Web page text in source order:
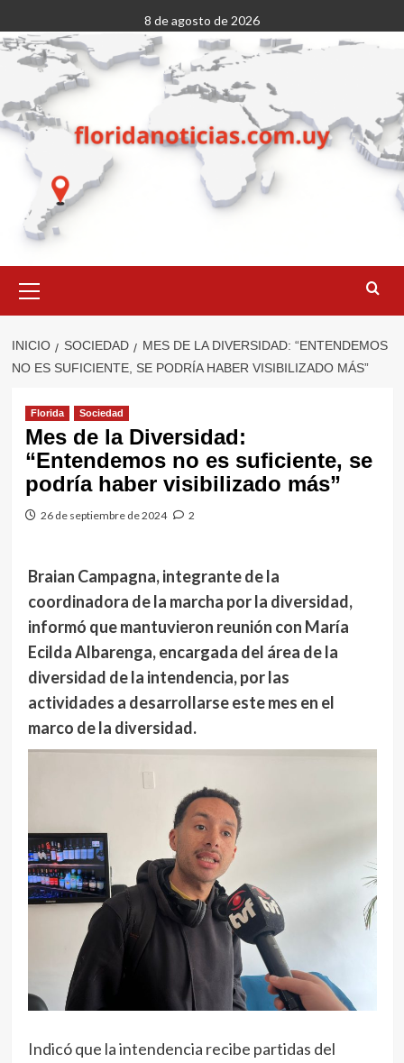
al
contenido
8 de agosto de 2026
primario
INICIO SOCIEDAD
MES DE LA DIVERSIDAD: “ENTENDEMOS
NO ES SUFICIENTE, SE PODRÍA HABER VISIBILIZADO MÁS”
Florida Sociedad
Mes de la Diversidad:
“Entendemos no es suficiente, se
podría haber visibilizado más”
26 de septiembre de 2024 2
Braian Campagna, integrante de la
coordinadora de la marcha por la diversidad,
informó que mantuvieron reunión con María
Ecilda Albarenga, encargada del área de la
diversidad de la intendencia, por las
actividades a desarrollarse este mes en el
marco de la diversidad.
Indicó que la intendencia recibe partidas del